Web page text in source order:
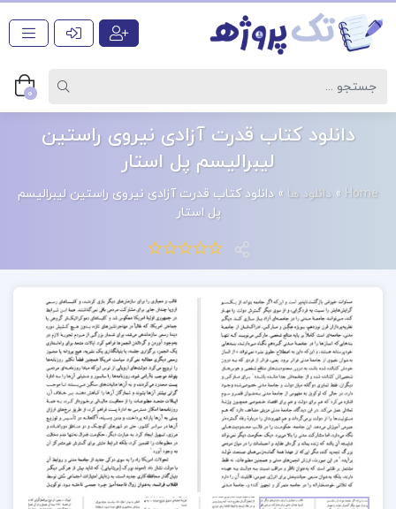
0
دانلود کتاب قدرت آزادی نیروی راستین
لیبرالیسم پل استار
Home
» دانلود ها » دانلود کتاب قدرت آزادی نیروی راستین لیبرالیسم
پل استار